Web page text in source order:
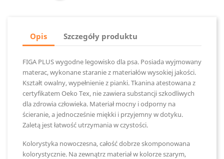
Opis Szczegóły produktu
FIGA PLUS wygodne legowisko dla psa. Posiada wyjmowany
materac, wykonane staranie z materiałów wysokiej jakości.
Kształt owalny, wypełnienie z pianki. Tkanina atestowana z
certyfikatem Oeko Tex, nie zawiera substancji szkodliwych
dla zdrowia człowieka. Materiał mocny i odporny na
ścieranie, a jednocześnie miękki i przyjemny w dotyku.
Zaletą jest łatwość utrzymania w czystości.
Kolorystyka nowoczesna, całość dobrze skomponowana
kolorystycznie. Na zewnątrz materiał w kolorze szarym,